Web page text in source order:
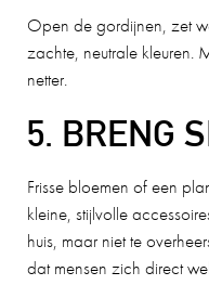
Open de gordijnen, zet
zachte, neutrale kleuren.
netter.
5. BRENG
Frisse bloemen of een
kleine, stijlvolle
huis, maar niet te
dat mensen zich direct